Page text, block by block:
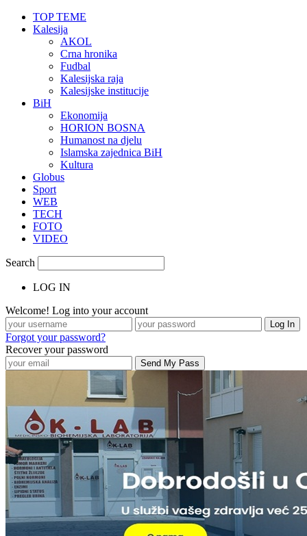
TOP TEME
Kalesija
AKOL
Crna hronika
Fudbal
Kalesijska raja
Kalesijske institucije
BiH
Ekonomija
HORION BOSNA
Humanost na djelu
Islamska zajednica BiH
Kultura
Globus
Sport
WEB
TECH
FOTO
VIDEO
Search
LOG IN
Welcome! Log into your account
Forgot your password?
Recover your password